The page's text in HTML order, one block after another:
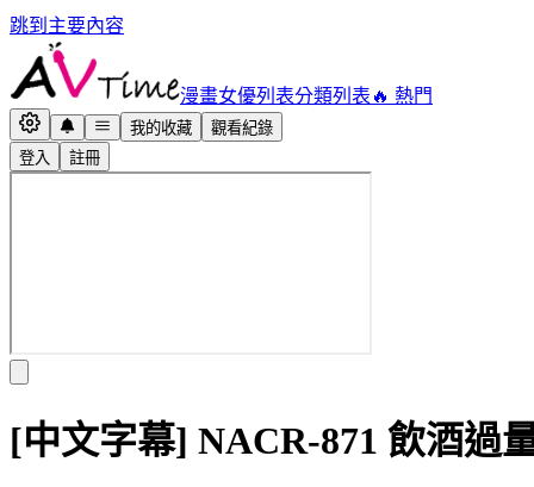
跳到主要內容
漫畫女優列表分類列表 🔥 熱門
我的收藏
觀看紀錄
登入
註冊
[中文字幕] NACR-871 飲酒過